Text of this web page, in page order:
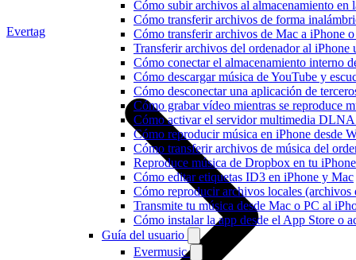
Cómo subir archivos al almacenamiento
Cómo transferir archivos de forma
Cómo transferir archivos de Mac a iPhone
Transferir archivos del ordenador al
Cómo conectar el almacenamiento interno
Cómo descargar música de YouTube y
Cómo desconectar una aplicación de
Cómo grabar vídeo mientras se reproduce
Cómo activar el servidor multimedia
Cómo reproducir música en iPhone desde
Cómo transferir archivos de música del
Reproduce música de Dropbox en tu
Cómo editar etiquetas ID3 en iPhone y Mac
Cómo reproducir archivos locales (archivos
Transmite tu música desde Mac o PC al
Cómo instalar la app desde el App Store o
Guía del usuario
Evermusic
Evertag